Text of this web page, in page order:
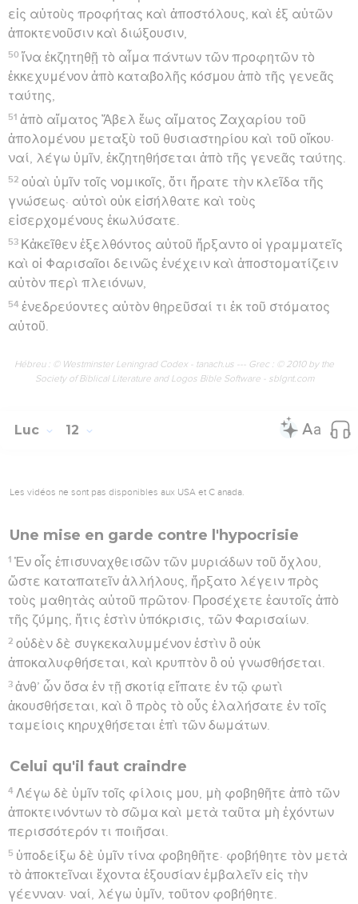
εἰς αὐτοὺς προφήτας καὶ ἀποστόλους, καὶ ἐξ αὐτῶν
ἀποκτενοῦσιν καὶ διώξουσιν,
50 ἵνα ἐκζητηθῇ τὸ αἷμα πάντων τῶν προφητῶν τὸ
ἐκκεχυμένον ἀπὸ καταβολῆς κόσμου ἀπὸ τῆς γενεᾶς
ταύτης,
51 ἀπὸ αἵματος Ἅβελ ἕως αἵματος Ζαχαρίου τοῦ
ἀπολομένου μεταξὺ τοῦ θυσιαστηρίου καὶ τοῦ οἴκου·
ναί, λέγω ὑμῖν, ἐκζητηθήσεται ἀπὸ τῆς γενεᾶς ταύτης.
52 οὐαὶ ὑμῖν τοῖς νομικοῖς, ὅτι ἤρατε τὴν κλεῖδα τῆς
γνώσεως· αὐτοὶ οὐκ εἰσήλθατε καὶ τοὺς
εἰσερχομένους ἐκωλύσατε.
53 Κἀκεῖθεν ἐξελθόντος αὐτοῦ ἤρξαντο οἱ γραμματεῖς
καὶ οἱ Φαρισαῖοι δεινῶς ἐνέχειν καὶ ἀποστοματίζειν
αὐτὸν περὶ πλειόνων,
54 ἐνεδρεύοντες αὐτὸν θηρεῦσαί τι ἐκ τοῦ στόματος
αὐτοῦ.
Hébreu : © Westminster Leningrad Codex - tanach.us --- Grec : © 2010 by the
Society of Biblical Literature and Logos Bible Software - sblgnt.com
Luc 12
Les vidéos ne sont pas disponibles aux USA et C anada.
Une mise en garde contre l'hypocrisie
1 Ἐν οἷς ἐπισυναχθεισῶν τῶν μυριάδων τοῦ ὄχλου,
ὥστε καταπατεῖν ἀλλήλους, ἤρξατο λέγειν πρὸς
τοὺς μαθητὰς αὐτοῦ πρῶτον· Προσέχετε ἑαυτοῖς ἀπὸ
τῆς ζύμης, ἥτις ἐστὶν ὑπόκρισις, τῶν Φαρισαίων.
2 οὐδὲν δὲ συγκεκαλυμμένον ἐστὶν ὃ οὐκ
ἀποκαλυφθήσεται, καὶ κρυπτὸν ὃ οὐ γνωσθήσεται.
3 ἀνθ’ ὧν ὅσα ἐν τῇ σκοτίᾳ εἴπατε ἐν τῷ φωτὶ
ἀκουσθήσεται, καὶ ὃ πρὸς τὸ οὖς ἐλαλήσατε ἐν τοῖς
ταμείοις κηρυχθήσεται ἐπὶ τῶν δωμάτων.
Celui qu'il faut craindre
4 Λέγω δὲ ὑμῖν τοῖς φίλοις μου, μὴ φοβηθῆτε ἀπὸ τῶν
ἀποκτεινόντων τὸ σῶμα καὶ μετὰ ταῦτα μὴ ἐχόντων
περισσότερόν τι ποιῆσαι.
5 ὑποδείξω δὲ ὑμῖν τίνα φοβηθῆτε· φοβήθητε τὸν μετὰ
τὸ ἀποκτεῖναι ἔχοντα ἐξουσίαν ἐμβαλεῖν εἰς τὴν
γέενναν· ναί, λέγω ὑμῖν, τοῦτον φοβήθητε.